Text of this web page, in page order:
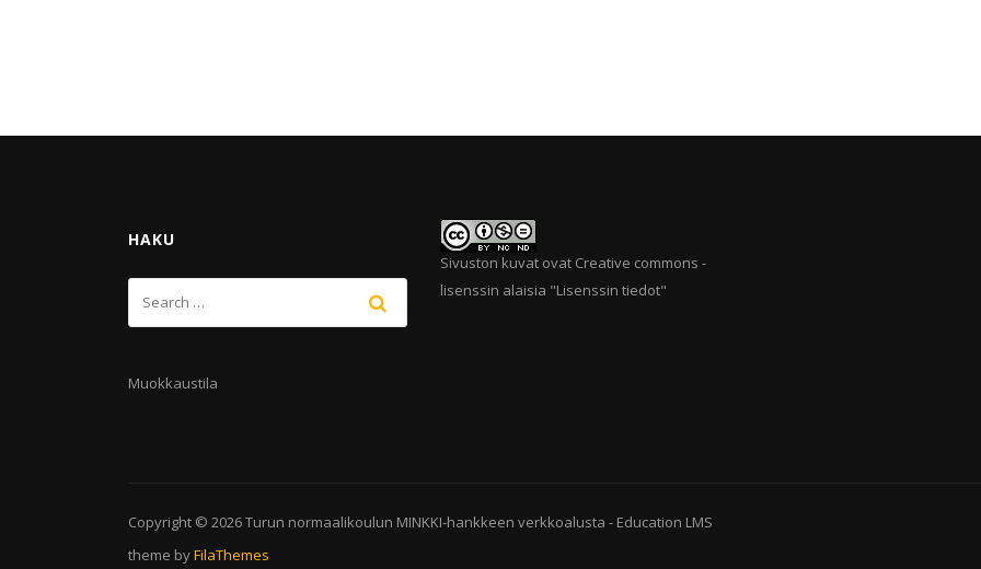
HAKU
Muokkaustila
Sivuston kuvat ovat Creative commons -
lisenssin alaisia "Lisenssin tiedot"
Copyright © 2026Turun normaalikoulun MINKKI-hankkeen verkkoalusta - Education LMS
theme byFilaThemes